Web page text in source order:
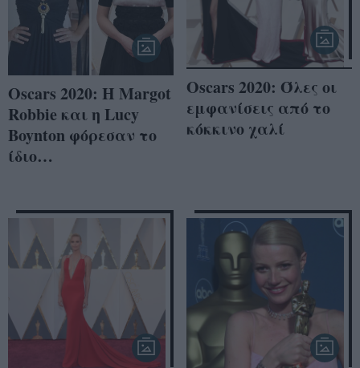
Oscars 2020: H Margot
Robbie και η Lucy
Boynton φόρεσαν το
ίδιο…
Oscars 2020: Όλες οι
εμφανίσεις από το
κόκκινο χαλί